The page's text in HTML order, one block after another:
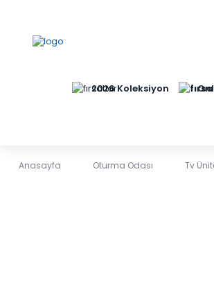
2026 Koleksiyon
Anasayfa Oturma Odası Tv